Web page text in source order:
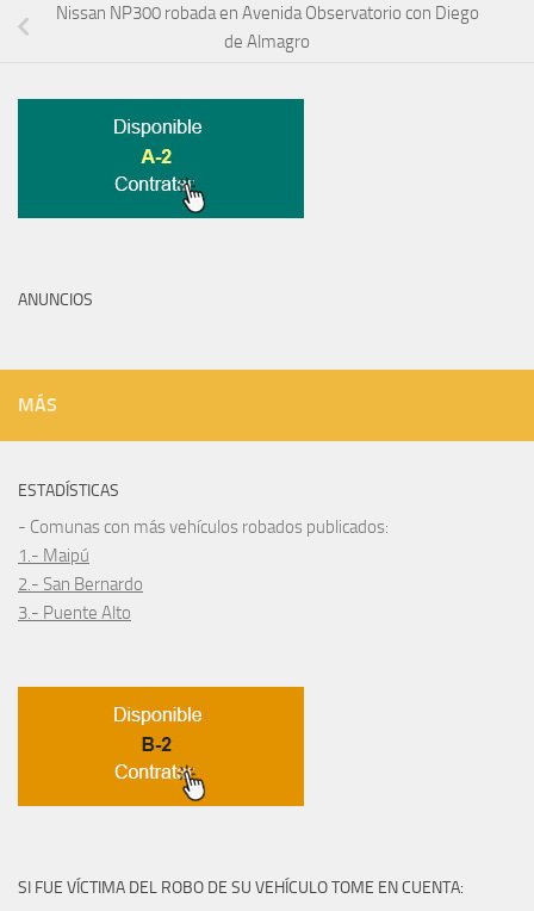
Nissan NP300 robada en Avenida Observatorio con Diego
de Almagro
ANUNCIOS
MÁS
ESTADÍSTICAS
- Comunas con más vehículos robados publicados:
1.- Maipú
2.- San Bernardo
3.- Puente Alto
SI FUE VÍCTIMA DEL ROBO DE SU VEHÍCULO TOME EN CUENTA: